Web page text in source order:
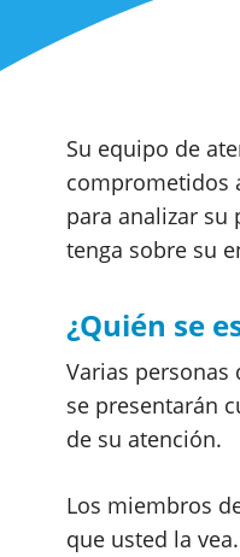
Su equipo de
comprometidos
para analizar su
tenga sobre su
¿Quién se
Varias
se presentarán
de su atención.
Los miembros
que usted la